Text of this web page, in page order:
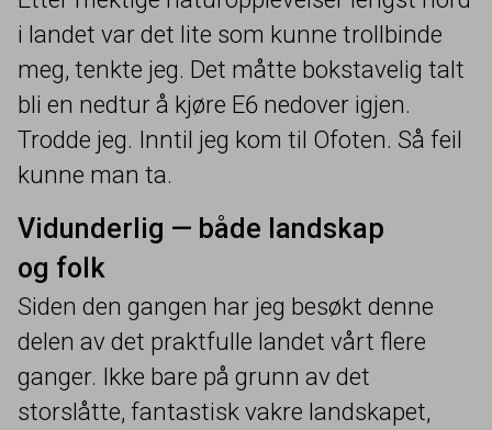
i landet var det lite som kunne trollbinde
meg, tenkte jeg. Det måtte bokstavelig talt
bli en nedtur å kjøre E6 nedover igjen.
Trodde jeg. Inntil jeg kom til Ofoten. Så feil
kunne man ta.
Vidunderlig — både landskap
og folk
Siden den gangen har jeg besøkt denne
delen av det praktfulle landet vårt flere
ganger. Ikke bare på grunn av det
storslåtte, fantastisk vakre landskapet,